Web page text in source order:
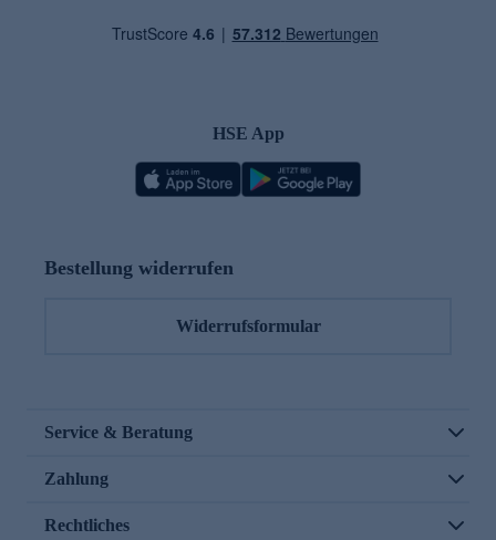
HSE App
Bestellung widerrufen
Widerrufsformular
Service & Beratung
Zahlung
Rechtliches